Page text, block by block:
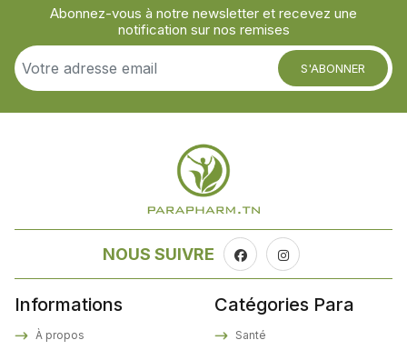
Abonnez-vous à notre newsletter et recevez une
notification sur nos remises
S'ABONNER
NOUS SUIVRE
Informations
À propos
Catégories Para
Santé